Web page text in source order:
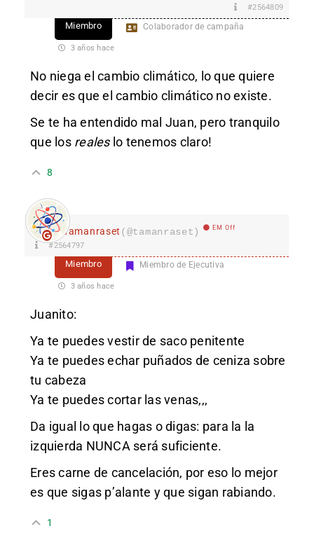
#2564809
Miembro Colaborador de campaña
3 años hace
No niega el cambio climático, lo que quiere
decir es que el cambio climático no existe.
Se te ha entendido mal Juan, pero tranquilo
que los realeslo tenemos claro!
8
Tamanraset (@tamanraset) EM Off
#2564797
Miembro Miembro de Ejecutiva
3 años hace
Juanito:
Ya te puedes vestir de saco penitente
Ya te puedes echar puñados de ceniza sobre
tu cabeza
Ya te puedes cortar las venas,,,
Da igual lo que hagas o digas: para la la
izquierda NUNCA será suficiente.
Eres carne de cancelación, por eso lo mejor
es que sigas p’alante y que sigan rabiando.
1